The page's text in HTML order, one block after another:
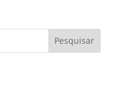
Pesquisar